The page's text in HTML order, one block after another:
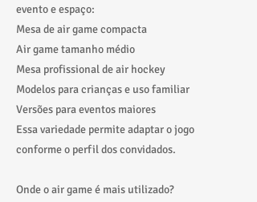
evento e espaço:
Mesa de air game compacta
Air game tamanho médio
Mesa profissional de air hockey
Modelos para crianças e uso familiar
Versões para eventos maiores
Essa variedade permite adaptar o jogo
conforme o perfil dos convidados.
Onde o air game é mais utilizado?